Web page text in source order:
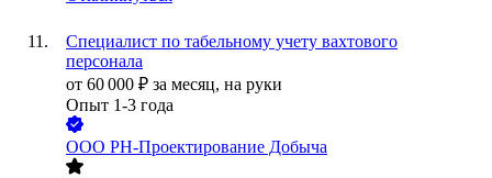
Специалист по табельному учету вахтового
персонала
от 60 000 ₽ за месяц, на руки
Опыт 1-3 года
ООО РН-Проектирование Добыча